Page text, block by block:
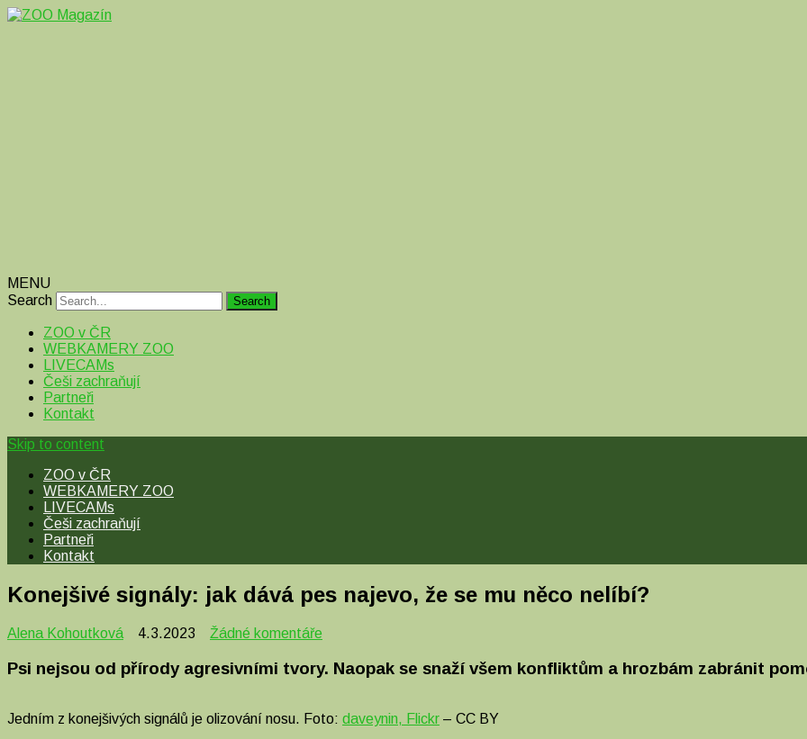
MENU
Search
ZOO v ČR
WEBKAMERY ZOO
LIVECAMs
Češi zachraňují
Partneři
Kontakt
Skip to content
ZOO v ČR
WEBKAMERY ZOO
LIVECAMs
Češi zachraňují
Partneři
Kontakt
Konejšivé signály: jak dává pes najevo, že se mu něco nelíbí?
Alena Kohoutková 4.3.2023 Žádné komentáře
s
názvem
signály:
Psi nejsou od přírody agresivními tvory. Naopak se snaží všem konfliktům a hrozbám zabránit
Jedním z konejšivých signálů je olizování nosu. Foto: daveynin, Flickr – CC BY